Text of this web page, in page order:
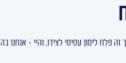
פלח לימון עסיסי לצידו, והיי –